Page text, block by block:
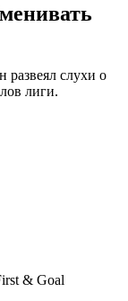
слухи о
лиги.
& Goal